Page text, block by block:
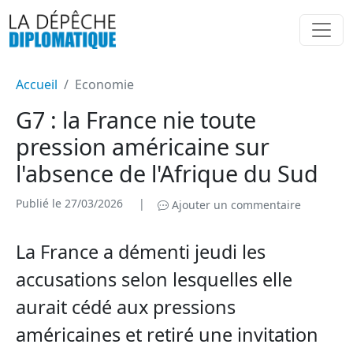
Accueil Economie
G7 : la France nie toute
pression américaine sur
l'absence de l'Afrique du Sud
Publié le 27/03/2026 | Ajouter un commentaire
La France a démenti jeudi les
accusations selon lesquelles elle
aurait cédé aux pressions
américaines et retiré une invitation